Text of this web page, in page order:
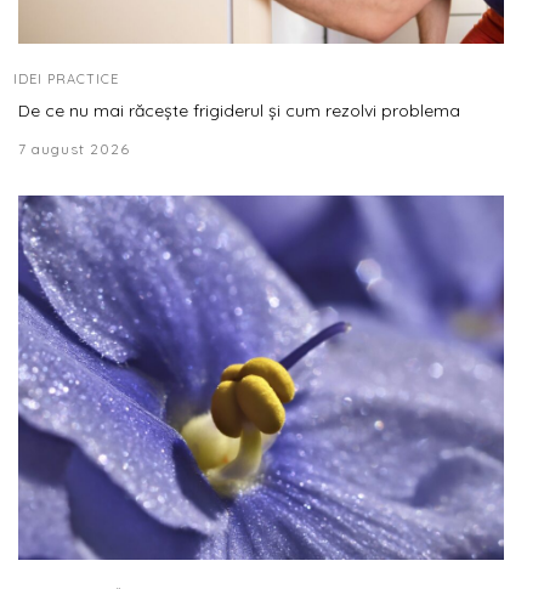
IDEI PRACTICE
De ce nu mai răcește frigiderul și cum rezolvi problema
7 august 2026